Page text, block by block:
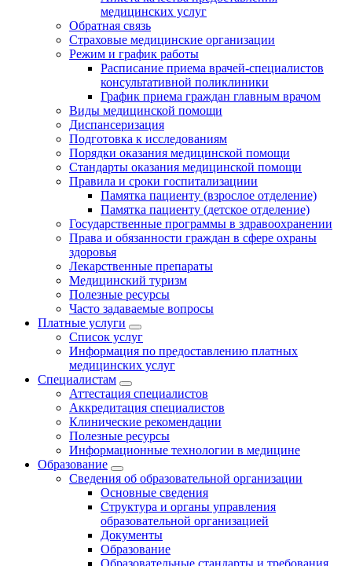
медицинских услуг
Обратная связь
Страховые медицинские организации
Режим и график работы
Расписание приема врачей-специалистов
консультативной поликлиники
График приема граждан главным врачом
Виды медицинской помощи
Диспансеризация
Подготовка к исследованиям
Порядки оказания медицинской помощи
Стандарты оказания медицинской помощи
Правила и сроки госпитализациии
Памятка пациенту (взрослое отделение)
Памятка пациенту (детское отделение)
Государственные программы в здравоохранении
Права и обязанности граждан в сфере охраны
здоровья
Лекарственные препараты
Медицинский туризм
Полезные ресурсы
Часто задаваемые вопросы
Платные услуги
Список услуг
Информация по предоставлению платных
медицинских услуг
Специалистам
Аттестация специалистов
Аккредитация специалистов
Клинические рекомендации
Полезные ресурсы
Информационные технологии в медицине
Образование
Сведения об образовательной организации
Основные сведения
Структура и органы управления
образовательной организацией
Документы
Образование
Образовательные стандарты и требования